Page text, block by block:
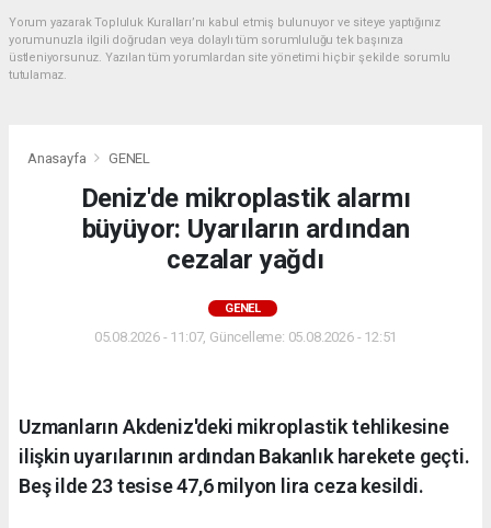
Yorum yazarak Topluluk Kuralları’nı kabul etmiş bulunuyor ve siteye yaptığınız
yorumunuzla ilgili doğrudan veya dolaylı tüm sorumluluğu tek başınıza
üstleniyorsunuz. Yazılan tüm yorumlardan site yönetimi hiçbir şekilde sorumlu
tutulamaz.
Anasayfa GENEL
Deniz'de mikroplastik alarmı
büyüyor: Uyarıların ardından
cezalar yağdı
GENEL
05.08.2026 - 11:07, Güncelleme: 05.08.2026 - 12:51
Uzmanların Akdeniz'deki mikroplastik tehlikesine
ilişkin uyarılarının ardından Bakanlık harekete geçti.
Beş ilde 23 tesise 47,6 milyon lira ceza kesildi.